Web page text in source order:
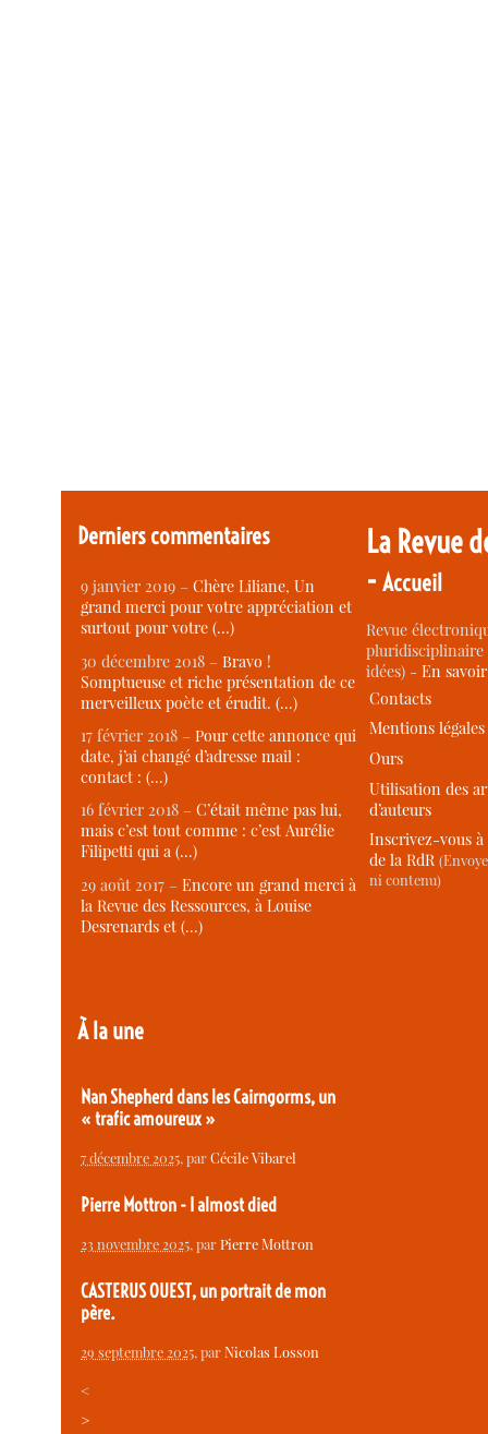
Derniers commentaires
9 janvier 2019 –Chère Liliane, Un
grand merci pour votre appréciation et
surtout pour votre (…)
30 décembre 2018 –Bravo !
Somptueuse et riche présentation de ce
merveilleux poète et érudit. (…)
17 février 2018 –Pour cette annonce qui
date, j’ai changé d’adresse mail :
contact : (…)
16 février 2018 –C’était même pas lui,
mais c’est tout comme : c’est Aurélie
Filipetti qui a (…)
29 août 2017 –Encore un grand merci à
la Revue des Ressources, à Louise
Desrenards et (…)
À la une
Nan Shepherd dans les Cairngorms, un
« trafic amoureux »
7 décembre 2025, parCécile Vibarel
Pierre Mottron - I almost died
23 novembre 2025, parPierre Mottron
CASTERUS OUEST, un portrait de mon
père.
29 septembre 2025, parNicolas Losson
<
>
La Revue
-Accueil
Revue
idées) -En
Contacts
Mentions légales
Ours
Utilisation des
d’auteurs
Inscrivez-vous
de la RdR
ni contenu)